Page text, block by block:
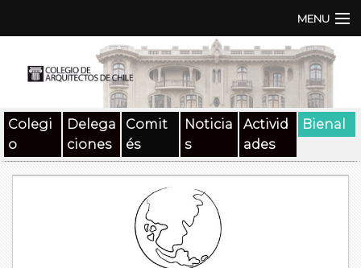
MENU
Documentos
Colegi
o
Delega
ciones
Comit
és
Noticia
s
Activid
ades
Bienal